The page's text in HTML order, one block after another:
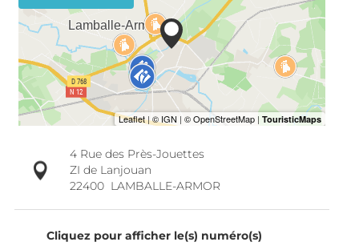
4 Rue des Près-Jouettes
ZI de Lanjouan
22400 LAMBALLE-ARMOR
Cliquez pour afficher le(s) numéro(s)